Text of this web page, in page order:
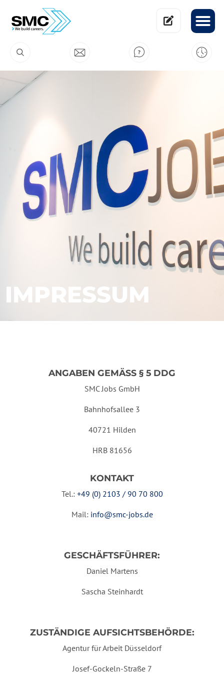
IMPRESSUM
ANGABEN GEMÄSS § 5 DDG
SMC Jobs GmbH
Bahnhofsallee 3
40721 Hilden
HRB 81656
KONTAKT
Tel.: +49 (0) 2103 / 90 70 800
Mail: info@smc-jobs.de
GESCHÄFTSFÜHRER:
Daniel Martens
Sascha Steinhardt
ZUSTÄNDIGE AUFSICHTSBEHÖRDE:
Agentur für Arbeit Düsseldorf
Josef-Gockeln-Straße 7